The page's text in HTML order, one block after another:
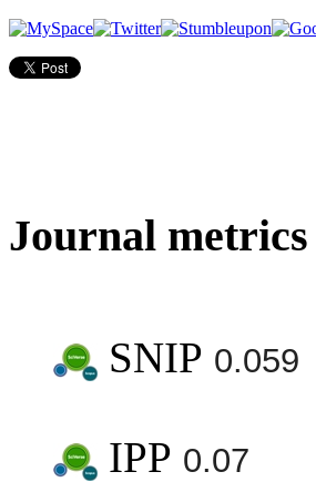
Journal metrics
SNIP 0.059
IPP 0.07